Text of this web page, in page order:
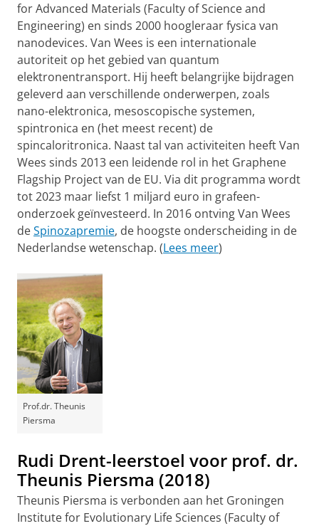
for Advanced Materials (Faculty of Science and
Engineering) en sinds 2000 hoogleraar fysica van
nanodevices. Van Wees is een internationale
autoriteit op het gebied van quantum
elektronentransport. Hij heeft belangrijke bijdragen
geleverd aan verschillende onderwerpen, zoals
nano-elektronica, mesoscopische systemen,
spintronica en (het meest recent) de
spincaloritronica. Naast tal van activiteiten heeft Van
Wees sinds 2013 een leidende rol in het Graphene
Flagship Project van de EU. Via dit programma wordt
tot 2023 maar liefst 1 miljard euro in grafeen-
onderzoek geïnvesteerd. In 2016 ontving Van Wees
deSpinozapremie, de hoogste onderscheiding in de
Nederlandse wetenschap. (Lees meer)
Prof.dr. Theunis
Piersma
Rudi Drent-leerstoel voor prof. dr.
Theunis Piersma (2018)
Theunis Piersma is verbonden aan het Groningen
Institute for Evolutionary Life Sciences (Faculty of